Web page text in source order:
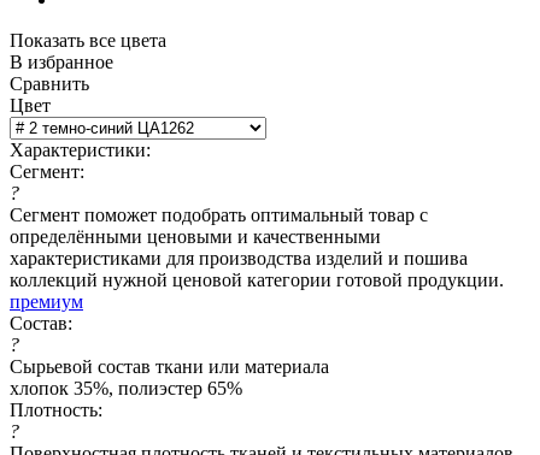
Показать все цвета
В избранное
Сравнить
Цвет
Характеристики:
Сегмент:
?
Сегмент поможет подобрать оптимальный товар с
определёнными ценовыми и качественными
характеристиками для производства изделий и пошива
коллекций нужной ценовой категории готовой продукции.
премиум
Состав:
?
Сырьевой состав ткани или материала
хлопок 35%, полиэстер 65%
Плотность:
?